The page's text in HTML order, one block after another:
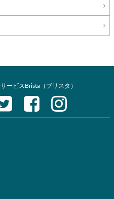
ービスBrista（ブリスタ）